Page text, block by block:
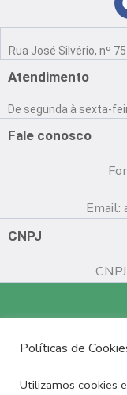
Rua José Silvério, nº
Atendimento
De segunda à sexta-
Fale conosco
Email:
CNPJ
Políticas de
Utilizamos cookies